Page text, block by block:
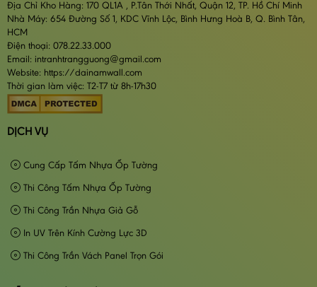
Địa Chỉ Kho Hàng: 170 QL1A , P.Tân Thới Nhất, Quận 12, TP. Hồ Chí Minh
Nhà Máy: 654 Đường Số 1, KDC Vĩnh Lộc, Bình Hưng Hoà B, Q. Bình Tân,
HCM
Điện thoại: 078.22.33.000
Email: intranhtrangguong@gmail.com
Website: https://dainamwall.com
Thời gian làm việc: T2-T7 từ 8h-17h30
DỊCH VỤ
Cung Cấp Tấm Nhựa Ốp Tường
Thi Công Tấm Nhựa Ốp Tường
Thi Công Trần Nhựa Giả Gỗ
In UV Trên Kính Cường Lực 3D
Thi Công Trần Vách Panel Trọn Gói